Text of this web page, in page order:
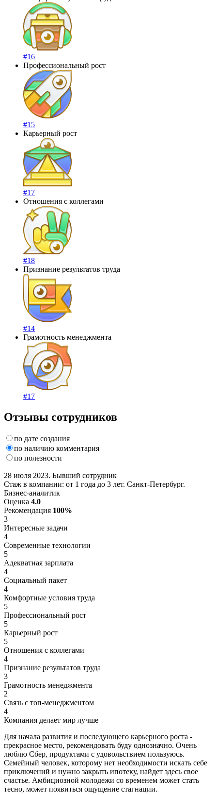
#16
Профессиональный рост
#15
Карьерный рост
#17
Отношения с коллегами
#18
Признание результатов труда
#14
Грамотность менеджмента
#17
Отзывы сотрудников
по дате создания
по наличию комментария
по полезности
28 июля 2023. Бывший сотрудник
Стаж в компании: от 1 года до 3 лет. Санкт-Петербург.
Бизнес-аналитик
Оценка 4.0
Рекомендация 100%
3
Интересные задачи
4
Современные технологии
5
Адекватная зарплата
4
Социальный пакет
4
Комфортные условия труда
5
Профессиональный рост
5
Карьерный рост
5
Отношения с коллегами
4
Признание результатов труда
3
Грамотность менеджмента
2
Связь с топ-менеджментом
4
Компания делает мир лучше
Для начала развития и последующего карьерного роста -
прекрасное место, рекомендовать буду однозначно. Очень
люблю Сбер, продуктами с удовольствием пользуюсь.
Семейный человек, которому нет необходимости искать себе
приключений и нужно закрыть ипотеку, найдет здесь свое
счастье. Амбициозной молодежи со временем может стать
тесно, может появиться ощущение стагнации.